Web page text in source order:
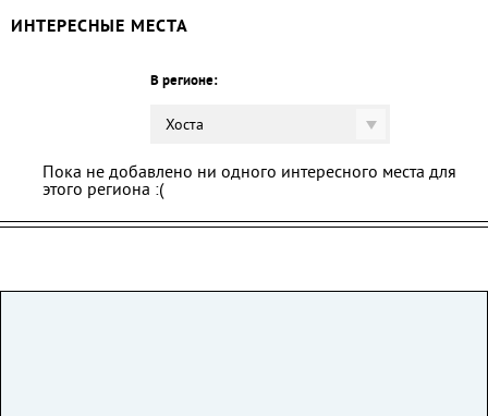
ИНТЕРЕСНЫЕ МЕСТА
В регионе:
Хоста
Пока не добавлено ни одного интересного места для
этого региона :(